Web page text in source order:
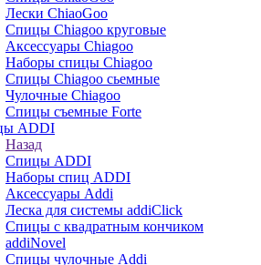
Лески ChiaoGoo
Cпицы Сhiagoo круговые
Аксессуары Chiagoo
Наборы спицы Chiagoo
Спицы Chiagoo сьемные
Чулочные Chiagoo
Спицы съемные Forte
ADDI
Назад
Спицы ADDI
Наборы спиц ADDI
Аксессуары Addi
Леска для системы addiClick
Спицы с квадратным кончиком
addiNovel
Спицы чулочные Addi